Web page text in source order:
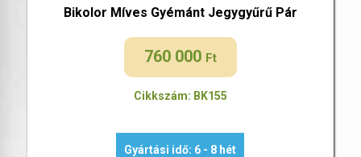
Bikolor Míves Gyémánt Jegygyűrű Pár
760 000 Ft
Cikkszám: BK155
Gyártási idő: 6 - 8 hét